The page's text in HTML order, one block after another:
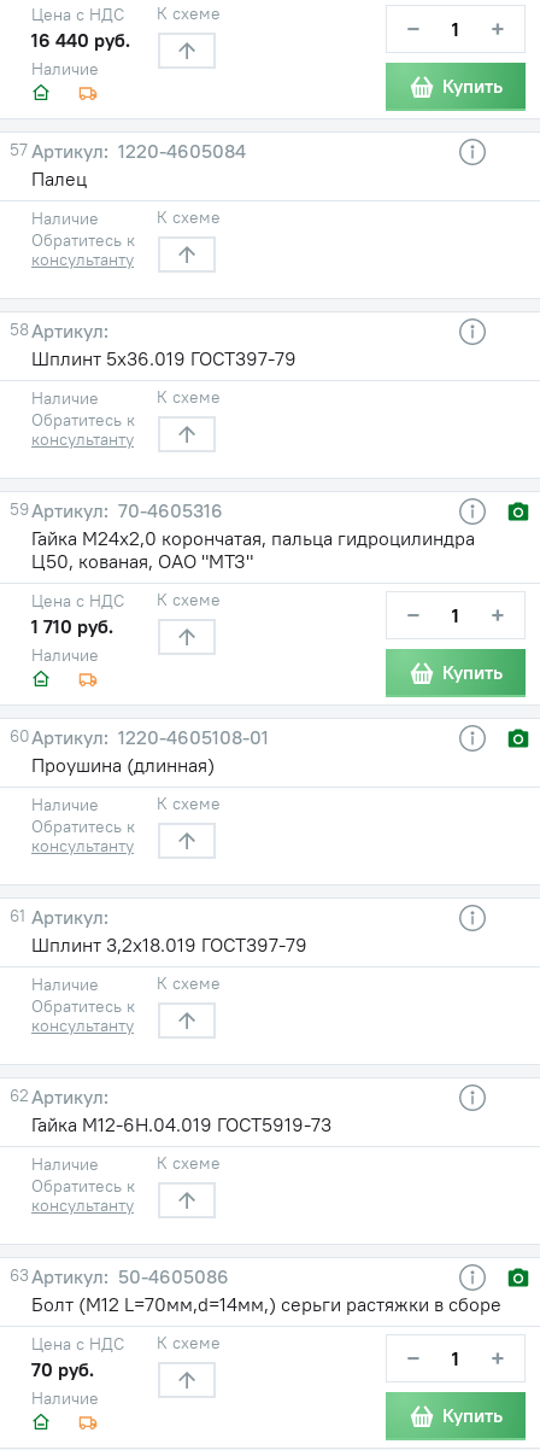
Наличие
Цена с НДС
16 440 руб.
К схеме − +
Купить
57
1220-4605084
Палец
Наличие
Обратитесь к
консультанту
К схеме
58
Шплинт 5х36.019 ГОСТ397-79
Наличие
Обратитесь к
консультанту
К схеме
59
70-4605316
Гайка М24х2,0 корончатая, пальца гидроцилиндра
Ц50, кованая, ОАО "МТЗ"
Наличие
Цена с НДС
1 710 руб.
К схеме − +
Купить
60
1220-4605108-01
Проушина (длинная)
Наличие
Обратитесь к
консультанту
К схеме
61
Шплинт 3,2х18.019 ГОСТ397-79
Наличие
Обратитесь к
консультанту
К схеме
62
Гайка М12-6Н.04.019 ГОСТ5919-73
Наличие
Обратитесь к
консультанту
К схеме
63
50-4605086
Болт (М12 L=70мм,d=14мм,) серьги растяжки в сборе
Наличие
Цена с НДС
70 руб.
К схеме − +
Купить